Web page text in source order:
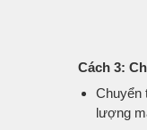
Cách 3:
Chuyển
lượng